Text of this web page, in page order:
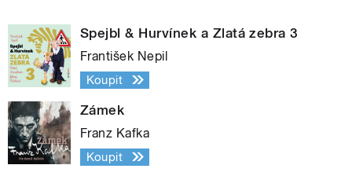
Spejbl & Hurvínek a Zlatá zebra 3
František Nepil
Koupit
Zámek
Franz Kafka
Koupit